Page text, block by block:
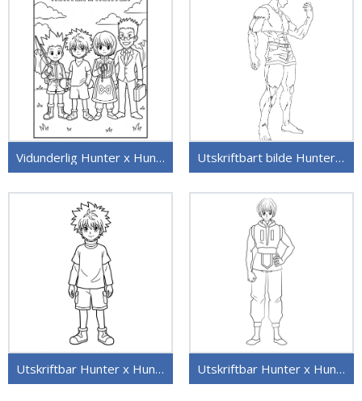
Vidunderlig Hunter x Hunter Utskriftbart bilde Hunter x Hunter
Utskriftbar Hunter x Hunter Utskriftbar Hunter x Hunter uten kostnad